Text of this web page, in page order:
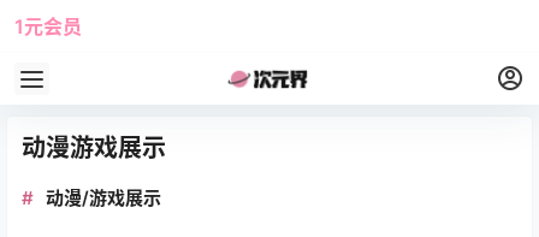
1元会员
动漫游戏展示
动漫/游戏展示